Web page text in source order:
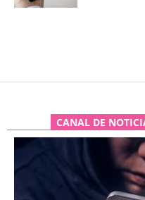
CANAL DE